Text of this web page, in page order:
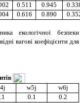
0.511 0.945
0.616 0.890
екологічної безпеки
вагові коефіцієнти для
w5j
w6j
0.1 0.2